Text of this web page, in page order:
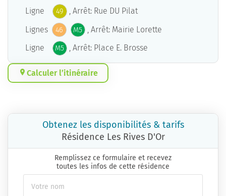
Ligne 49
, Arrêt: Rue DU Pilat
Lignes
46 M5
, Arrêt: Mairie Lorette
Ligne
M5 , Arrêt: Place E. Brosse
Calculer l’itinéraire
Obtenez les disponibilités & tarifs
Résidence Les Rives D'Or
Remplissez ce formulaire et recevez
toutes les infos de cette résidence